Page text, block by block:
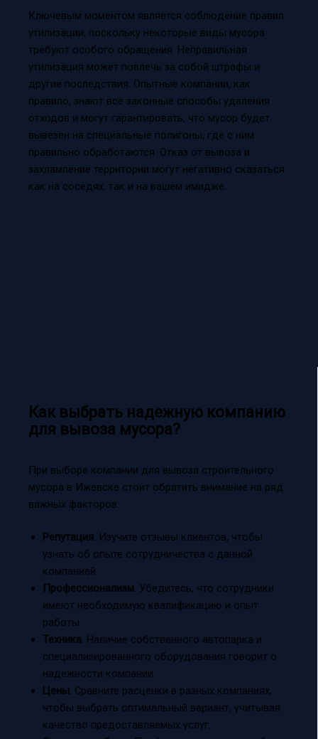
Ключевым моментом является соблюдение правил
утилизации, поскольку некоторые виды мусора
требуют особого обращения. Неправильная
утилизация может повлечь за собой штрафы и
другие последствия. Опытные компании, как
правило, знают все законные способы удаления
отходов и могут гарантировать, что мусор будет
вывезен на специальные полигоны, где с ним
правильно обработаются. Отказ от вывоза и
захламление территории могут негативно сказаться
как на соседях, так и на вашем имидже.
Как выбрать надежную компанию
для вывоза мусора?
При выборе компании для вывоза строительного
мусора в Ижевске стоит обратить внимание на ряд
важных факторов:
Репутация. Изучите отзывы клиентов, чтобы
узнать об опыте сотрудничества с данной
компанией.
Профессионализм. Убедитесь, что сотрудники
имеют необходимую квалификацию и опыт
работы.
Техника. Наличие собственного автопарка и
специализированного оборудования говорит о
надежности компании.
Цены. Сравните расценки в разных компаниях,
чтобы выбрать оптимальный вариант, учитывая
качество предоставляемых услуг.